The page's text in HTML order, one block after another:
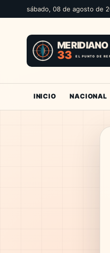
sábado, 08 de agosto de
INICIO NACIONAL